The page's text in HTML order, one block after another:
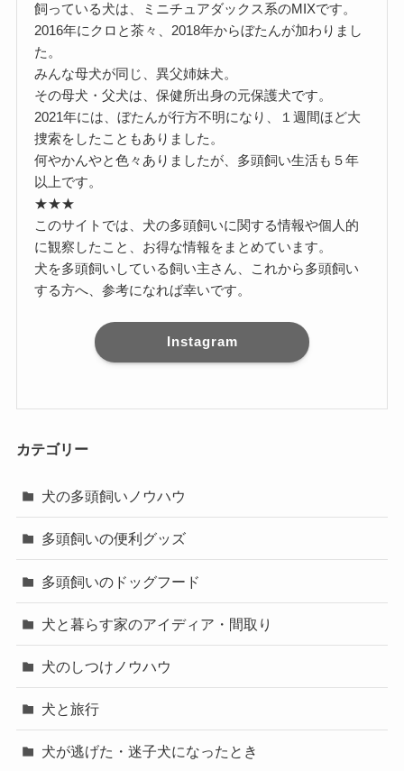
飼っている犬は、ミニチュアダックス系のMIXです。
2016年にクロと茶々、2018年からぼたんが加わりまし
た。
みんな母犬が同じ、異父姉妹犬。
その母犬・父犬は、保健所出身の元保護犬です。
2021年には、ぼたんが行方不明になり、１週間ほど大
捜索をしたこともありました。
何やかんやと色々ありましたが、多頭飼い生活も５年
以上です。
★★★
このサイトでは、犬の多頭飼いに関する情報や個人的
に観察したこと、お得な情報をまとめています。
犬を多頭飼いしている飼い主さん、これから多頭飼い
する方へ、参考になれば幸いです。
Instagram
カテゴリー
犬の多頭飼いノウハウ
多頭飼いの便利グッズ
多頭飼いのドッグフード
犬と暮らす家のアイディア・間取り
犬のしつけノウハウ
犬と旅行
犬が逃げた・迷子犬になったとき